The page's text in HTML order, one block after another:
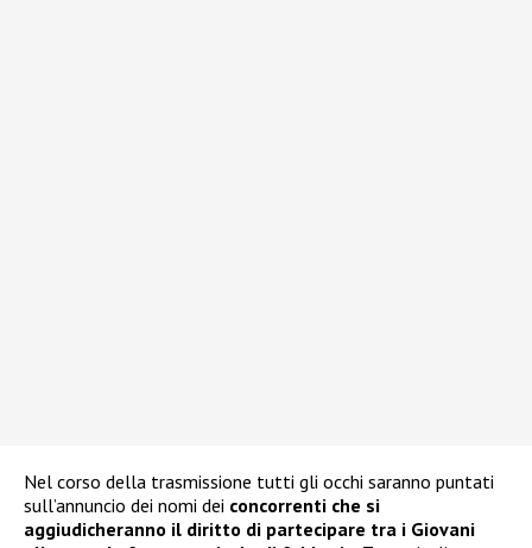
Nel corso della trasmissione tutti gli occhi saranno puntati
sull’annuncio dei nomi dei concorrenti che si
aggiudicheranno il diritto di partecipare tra i Giovani